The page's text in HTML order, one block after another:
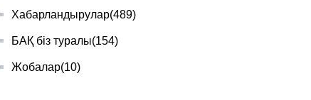
Хабарландырулар(489)
БАҚ біз туралы(154)
Жобалар(10)